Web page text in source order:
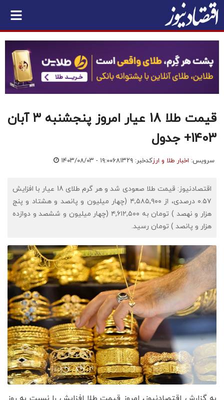
قیمت طلا 18 عیار امروز پنجشنبه ۳ آبان
1403+ جدول
سرویس: اخبار طلا و ارزکدخبر: ۶۸۱۳۲۹ ۱۴۰۳/۰۸/۰۳ - ۱۹:۰۰
اقتصادنیوز: قیمت طلا صعودی شد و هر گرم طلای 18 عیار با افزایش
۰.۵۷ درصدی، از ۴,۵۸۵,۹۰۰ (چهار میلیون و پانصد و هشتاد و پنج
هزار و نهصد ) تومان به ۴,۶۱۲,۵۰۰ (چهار میلیون و ششصد و دوازده
هزار و پانصد ) تومان رسید.